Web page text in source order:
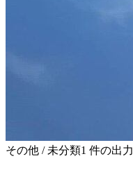
その他 / 未分類1 件の出力